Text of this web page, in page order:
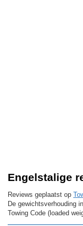
Engelstalige
Reviews geplaatst op
De gewichtsverhouding
Towing Code (loaded